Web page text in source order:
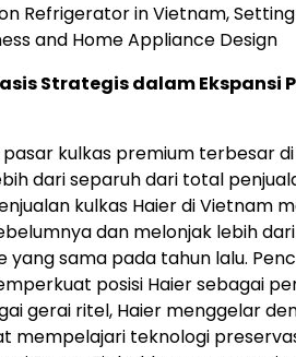
Refrigerator in Vietnam,
and Home Appliance Design
Strategis dalam Ekspansi
kulkas premium terbesar
dari separuh dari total
kulkas Haier di Vietnam
dan melonjak lebih dari
yang sama pada tahun lalu.
posisi Haier sebagai
gerai ritel, Haier menggelar
mempelajari teknologi